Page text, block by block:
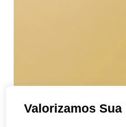
Valorizamos